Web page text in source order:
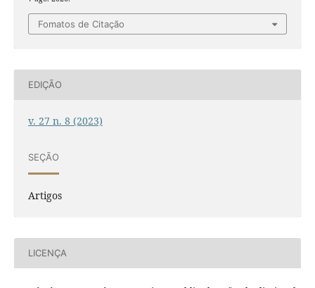
Fomatos de Citação
EDIÇÃO
v. 27 n. 8 (2023)
SEÇÃO
Artigos
LICENÇA